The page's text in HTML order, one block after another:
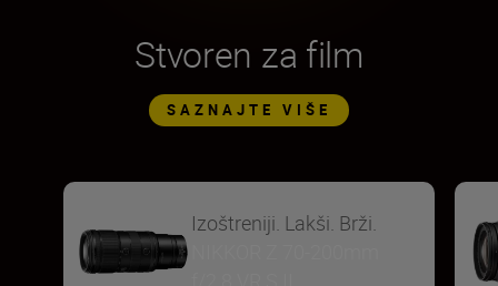
Stvoren za film
SAZNAJTE VIŠE
Izoštreniji. Lakši. Brži.